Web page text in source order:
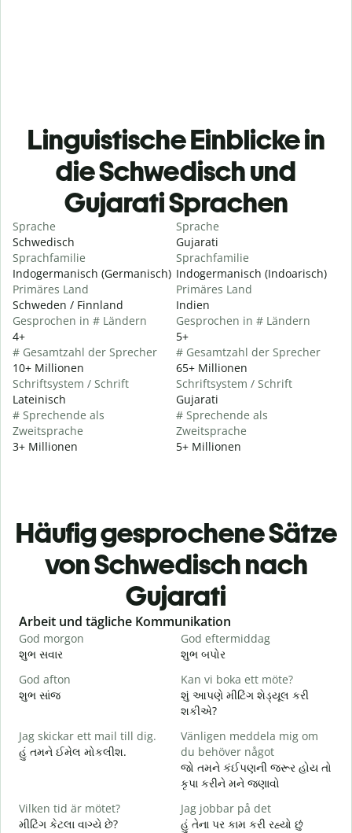
Linguistische Einblicke in
die Schwedisch und
Gujarati Sprachen
Sprache
Schwedisch
Sprachfamilie
Indogermanisch (Germanisch)
Primäres Land
Schweden / Finnland
Gesprochen in # Ländern
4+
# Gesamtzahl der Sprecher
10+ Millionen
Schriftsystem / Schrift
Lateinisch
# Sprechende als
Zweitsprache
3+ Millionen
Sprache
Gujarati
Sprachfamilie
Indogermanisch (Indoarisch)
Primäres Land
Indien
Gesprochen in # Ländern
5+
# Gesamtzahl der Sprecher
65+ Millionen
Schriftsystem / Schrift
Gujarati
# Sprechende als
Zweitsprache
5+ Millionen
Häufig gesprochene Sätze
von Schwedisch nach
Gujarati
Slide 1 of 6
Arbeit und tägliche Kommunikation
God morgon
શુભ સવાર
God eftermiddag
શુભ બપોર
God afton
શુભ સાંજ
Kan vi boka ett möte?
શું આપણે મીટિંગ શેડ્યૂલ કરી
શકીએ?
Jag skickar ett mail till dig.
હું તમને ઈમેલ મોકલીશ.
Vänligen meddela mig om
du behöver något
જો તમને કંઈપણની જરૂર હોય તો
કૃપા કરીને મને જણાવો
Vilken tid är mötet?
મીટિંગ કેટલા વાગ્યે છે?
Jag jobbar på det
હું તેના પર કામ કરી રહ્યો છું